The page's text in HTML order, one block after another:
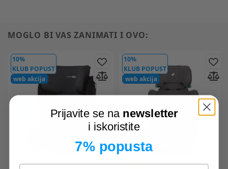
MOGLO BI VAS ZANIMATI I OVO:
10%
KLUB POPUST
web akcija
10%
KLUB POPUST
web akcija
Prijavite se na newsletter
i iskoristite
7% popusta